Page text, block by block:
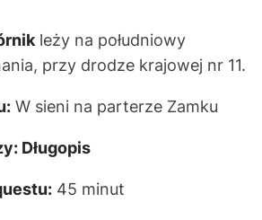
leży na południowy
przy drodze krajowej nr 11.
W sieni na parterze Zamku
Długopis
45 minut